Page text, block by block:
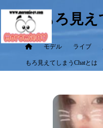
もろ見え
モデル ライブ
もろ見えてしまうChatとは